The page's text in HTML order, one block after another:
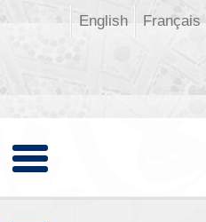
Français
English